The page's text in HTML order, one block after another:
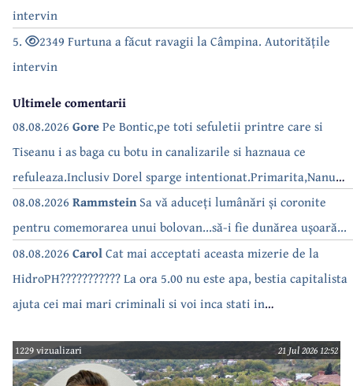
intervin
5.
2349 Furtuna a făcut ravagii la Câmpina. Autoritățile
intervin
Ultimele comentarii
08.08.2026 GorePe Bontic,pe toti sefuletii printre care si
Tiseanu i as baga cu botu in canalizarile si haznaua ce
refuleaza.Inclusiv Dorel sparge intentionat.Primarita,Nanu
bea apa de la robinet.Asta as intreba o si pe Izabel Mitrea
08.08.2026 RammsteinSa vă aduceți lumânări și coronite
pentru comemorarea unui bolovan...să-i fie dunărea ușoară...
08.08.2026 CarolCat mai acceptati aceasta mizerie de la
HidroPH??????????? La ora 5.00 nu este apa, bestia capitalista
ajuta cei mai mari criminali si voi inca stati in
1229 vizualizari 21 Jul 2026 12:52